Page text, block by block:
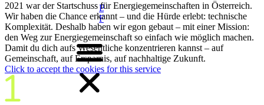
Blog
FAQs
2021 war der Startschuss für Energiegemeinschaften in Österreich.
Wir haben die Chance erkannt – und die Hürde erlebt: technische
Komplexität. Deshalb haben wir egon gebaut – mit einer Mission:
den Weg zur Energiegemeinschaft so einfach wie möglich machen.
Damit du dich aufs Wesentliche konzentrieren kannst – auf
Gemeinschaft, auf Ersparnis, auf nachhaltige Zukunft.
Click to accept the cookies for this service